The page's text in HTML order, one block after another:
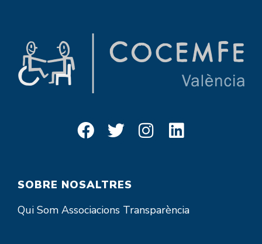
SOBRE NOSALTRES
Qui Som Associacions Transparència